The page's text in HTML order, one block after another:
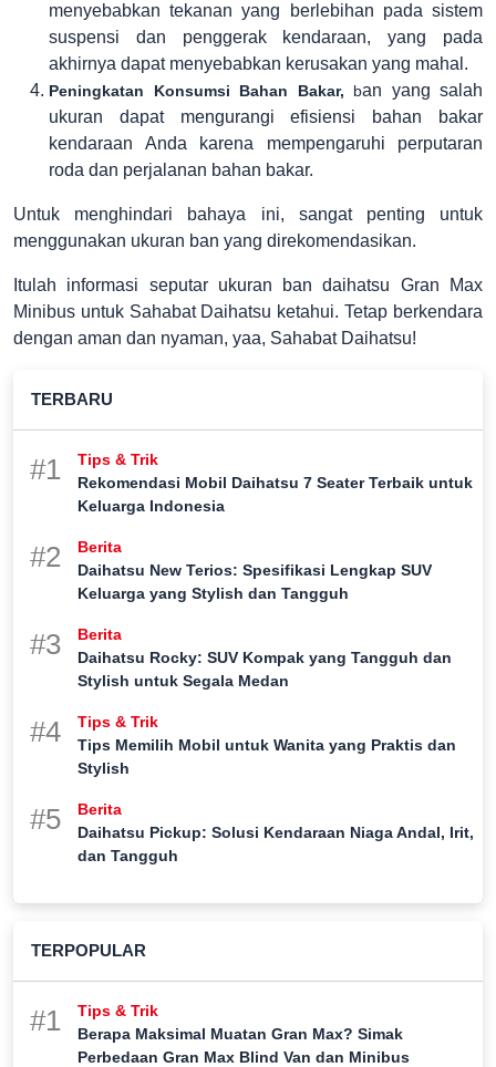
menyebabkan tekanan yang berlebihan pada sistem
suspensi dan penggerak kendaraan, yang pada
akhirnya dapat menyebabkan kerusakan yang mahal.
Peningkatan Konsumsi Bahan Bakar, ban yang salah
ukuran dapat mengurangi efisiensi bahan bakar
kendaraan Anda karena mempengaruhi perputaran
roda dan perjalanan bahan bakar.
Untuk menghindari bahaya ini, sangat penting untuk
menggunakan ukuran ban yang direkomendasikan.
Itulah informasi seputar ukuran ban daihatsu Gran Max
Minibus untuk Sahabat Daihatsu ketahui. Tetap berkendara
dengan aman dan nyaman, yaa, Sahabat Daihatsu!
TERBARU
#1
Tips & Trik
Rekomendasi Mobil Daihatsu 7 Seater Terbaik untuk
Keluarga Indonesia
#2
Berita
Daihatsu New Terios: Spesifikasi Lengkap SUV
Keluarga yang Stylish dan Tangguh
#3
Berita
Daihatsu Rocky: SUV Kompak yang Tangguh dan
Stylish untuk Segala Medan
#4
Tips & Trik
Tips Memilih Mobil untuk Wanita yang Praktis dan
Stylish
#5
Berita
Daihatsu Pickup: Solusi Kendaraan Niaga Andal, Irit,
dan Tangguh
TERPOPULAR
#1
Tips & Trik
Berapa Maksimal Muatan Gran Max? Simak
Perbedaan Gran Max Blind Van dan Minibus